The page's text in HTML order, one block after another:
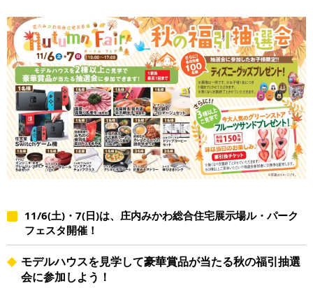
11/6(土)・7(日)は、庄内みかわ総合住宅展示場ル・パーク
フェスタ開催！
モデルハウスを見学して豪華賞品が当たる秋の福引抽選
会に参加しよう！